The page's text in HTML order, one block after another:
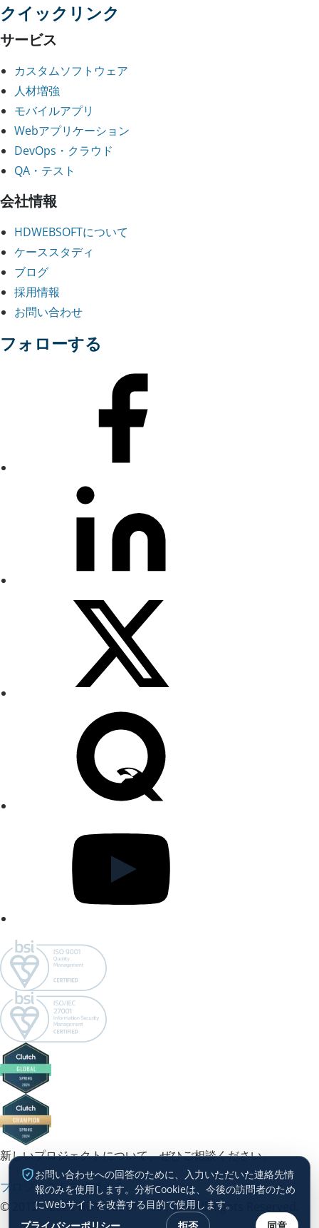
クイックリンク
サービス
カスタムソフトウェア
人材増強
モバイルアプリ
Webアプリケーション
DevOps・クラウド
QA・テスト
会社情報
HDWEBSOFTについて
ケーススタディ
ブログ
採用情報
お問い合わせ
フォローする
新しいプロジェクトについて、ぜひご相談ください。
プロジェクトを相談する →
© 2012 – 2026 HDWEBSOFT Co., Ltd. All Rights Reserved.
お問い合わせへの回答のために、入力いただいた連絡先情
報のみを使用します。分析Cookieは、今後の訪問者のため
にWebサイトを改善する目的で使用します。